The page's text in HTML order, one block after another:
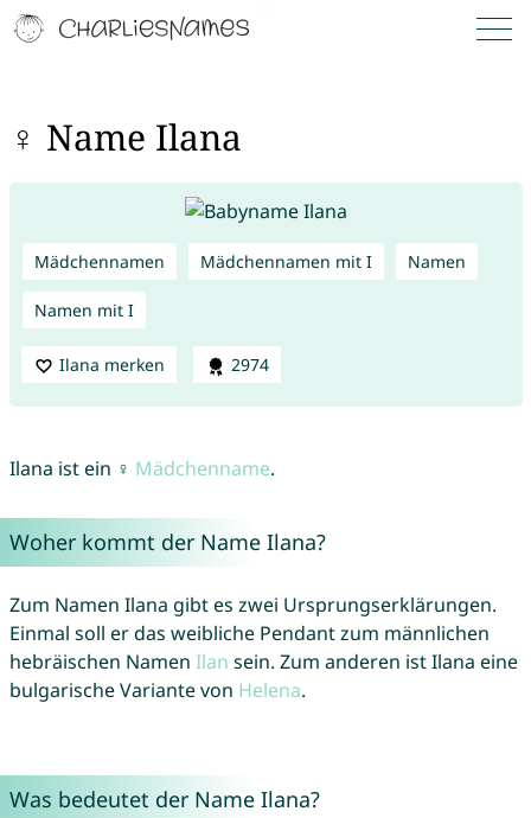
♀ Name Ilana
Mädchennamen Mädchennamen mit I Namen
Namen mit I
Ilana merken 2974
Ilana ist ein ♀ Mädchenname.
Woher kommt der Name Ilana?
Zum Namen Ilana gibt es zwei Ursprungserklärungen.
Einmal soll er das weibliche Pendant zum männlichen
hebräischen Namen Ilan sein. Zum anderen ist Ilana eine
bulgarische Variante von Helena.
Was bedeutet der Name Ilana?